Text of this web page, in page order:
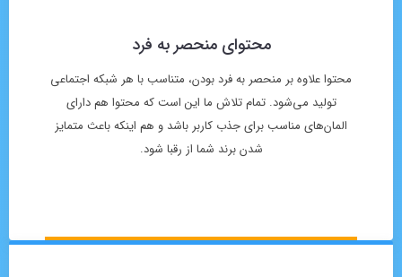
محتوای منحصر به فرد
محتوا علاوه بر منحصر به فرد بودن، متناسب با هر شبکه اجتماعی
تولید می‌شود. تمام تلاش ما این است که محتوا هم دارای
المان‌های مناسب برای جذب کاربر باشد و هم اینکه باعث متمایز
شدن برند شما از رقبا شود.